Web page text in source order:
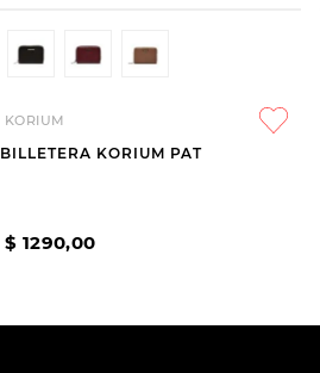
KORIUM
BILLETERA KORIUM PAT
$ 1290,00